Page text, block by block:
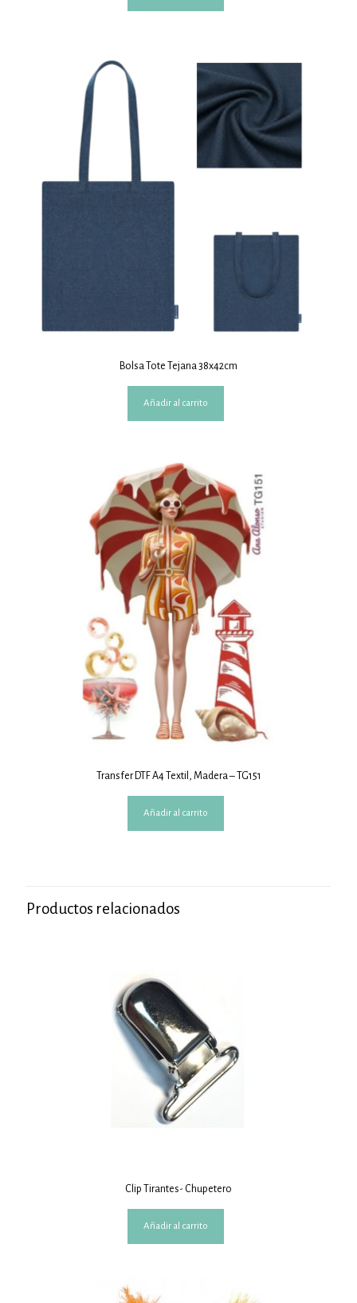
Bolsa Tote Tejana 38x42cm
Añadir al carrito
Transfer DTF A4 Textil, Madera – TG151
Añadir al carrito
Productos relacionados
Clip Tirantes- Chupetero
Añadir al carrito